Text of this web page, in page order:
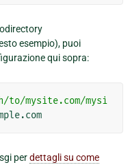
esempio), puoi
qui sopra:
to/mysite.com/mysi
perdettagli su come